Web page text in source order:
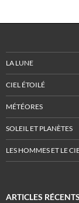
LA LUNE
CIEL ÉTOILÉ
MÉTÉORES
SOLEIL ET PLANÈTES
LES HOMMES ET LE
ARTICLES RÉCENTS